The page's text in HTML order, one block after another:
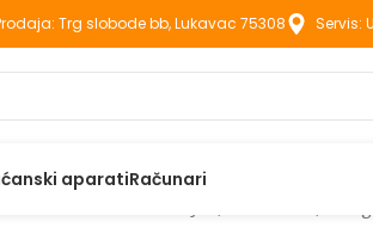
Trg slobode bb, Lukavac 75308 Servis:
aparatiRačunari